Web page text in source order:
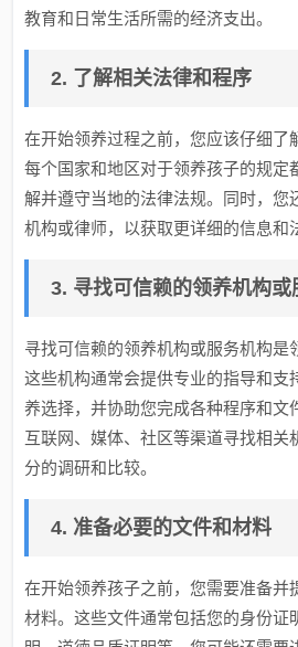
教育和日常生活所需的经济支出。
2. 了解相关法律和程序
在开始领养过程之前，您应该仔细了
每个国家和地区对于领养孩子的规定
解并遵守当地的法律法规。同时，您
机构或律师，以获取更详细的信息和
3. 寻找可信赖的领养机构或
寻找可信赖的领养机构或服务机构是
这些机构通常会提供专业的指导和支
养选择，并协助您完成各种程序和文
互联网、媒体、社区等渠道寻找相关
分的调研和比较。
4. 准备必要的文件和材料
在开始领养孩子之前，您需要准备并
材料。这些文件通常包括您的身份证